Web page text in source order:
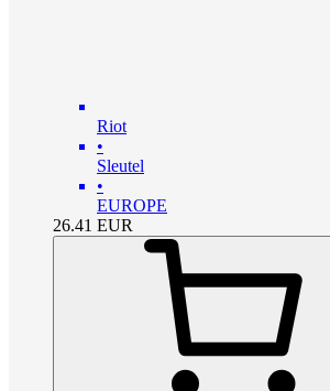
Riot
•
Sleutel
•
EUROPE
26.41 EUR